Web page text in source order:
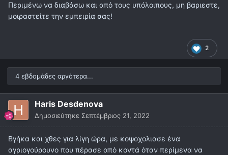
Περιμένω να διαβάσω και από τους υπόλοιπους, μη βαριεστε,
μοιραστείτε την εμπειρία σας!
2
4 εβδομάδες αργότερα...
Haris Desdenova
Δημοσιεύτηκε Σεπτέμβριος 21, 2022
Βγήκα και χθες για λίγη ώρα, με κοψοχολιασε ένα
αγριογούρουνο που πέρασε από κοντά όταν περίμενα να